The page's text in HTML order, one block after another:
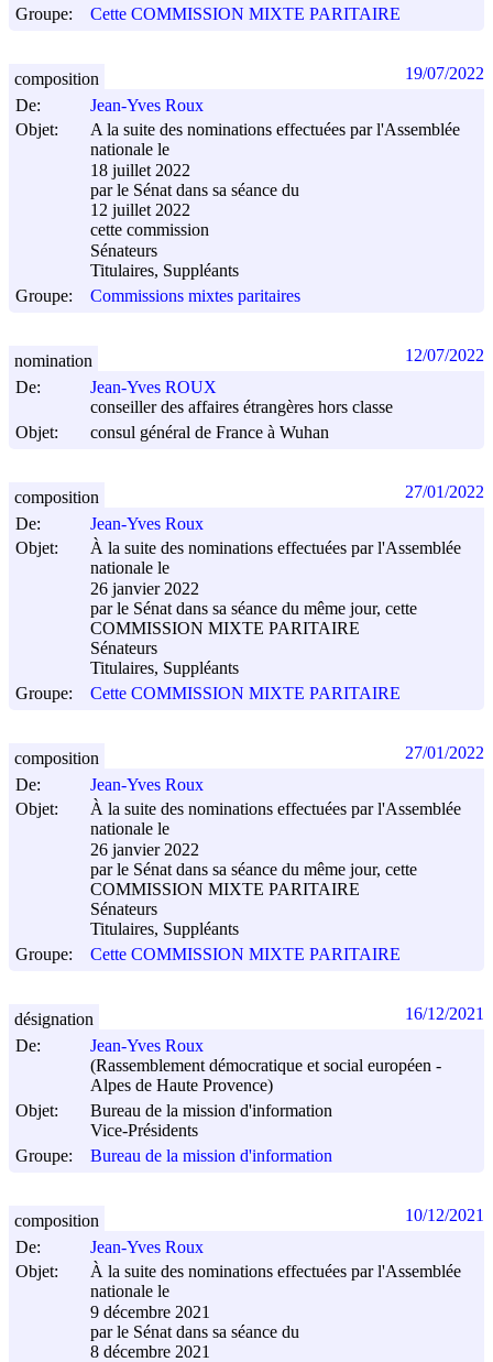
Groupe:
Cette COMMISSION MIXTE PARITAIRE
De:
Jean-Yves Roux
Objet:
A la suite des nominations effectuées par l'Assemblée
nationale le
18 juillet 2022
par le Sénat dans sa séance du
12 juillet 2022
cette commission
Sénateurs
Titulaires, Suppléants
Groupe:
Commissions mixtes paritaires
composition 19/07/2022
De:
Jean-Yves ROUX
conseiller des affaires étrangères hors classe
Objet:
consul général de France à Wuhan
nomination 12/07/2022
De:
Jean-Yves Roux
Objet:
À la suite des nominations effectuées par l'Assemblée
nationale le
26 janvier 2022
par le Sénat dans sa séance du même jour, cette
COMMISSION MIXTE PARITAIRE
Sénateurs
Titulaires, Suppléants
Groupe:
Cette COMMISSION MIXTE PARITAIRE
composition 27/01/2022
De:
Jean-Yves Roux
Objet:
À la suite des nominations effectuées par l'Assemblée
nationale le
26 janvier 2022
par le Sénat dans sa séance du même jour, cette
COMMISSION MIXTE PARITAIRE
Sénateurs
Titulaires, Suppléants
Groupe:
Cette COMMISSION MIXTE PARITAIRE
composition 27/01/2022
De:
Jean-Yves Roux
(Rassemblement démocratique et social européen -
Alpes de Haute Provence)
Objet:
Bureau de la mission d'information
Vice-Présidents
Groupe:
Bureau de la mission d'information
désignation 16/12/2021
De:
Jean-Yves Roux
Objet:
À la suite des nominations effectuées par l'Assemblée
nationale le
9 décembre 2021
par le Sénat dans sa séance du
8 décembre 2021
composition 10/12/2021